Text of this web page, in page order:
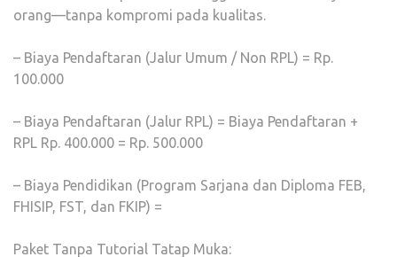
orang—tanpa kompromi pada kualitas.
– Biaya Pendaftaran (Jalur Umum / Non RPL) = Rp.
100.000
– Biaya Pendaftaran (Jalur RPL) = Biaya Pendaftaran +
RPL Rp. 400.000 = Rp. 500.000
– Biaya Pendidikan (Program Sarjana dan Diploma FEB,
FHISIP, FST, dan FKIP) =
Paket Tanpa Tutorial Tatap Muka: